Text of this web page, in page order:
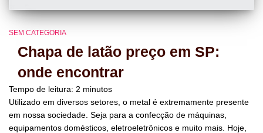
SEM CATEGORIA
Chapa de latão preço em SP:
onde encontrar
Tempo de leitura: 2 minutos
Utilizado em diversos setores, o metal é extremamente presente
em nossa sociedade. Seja para a confecção de máquinas,
equipamentos domésticos, eletroeletrônicos e muito mais. Hoje,